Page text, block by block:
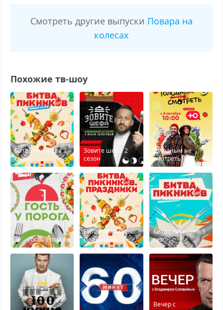
Смотреть другие выпуски Повара на
колесах
Похожие тв-шоу
Битва пикников 2
сезон
Зовите шефа 2
сезон
Голодным не
смотреть
Гость у порога
Битва пикников.
Праздники
Битва пикников 5
сезон
Вечер с